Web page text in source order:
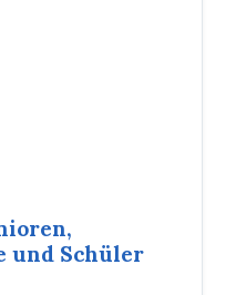
und Schüler